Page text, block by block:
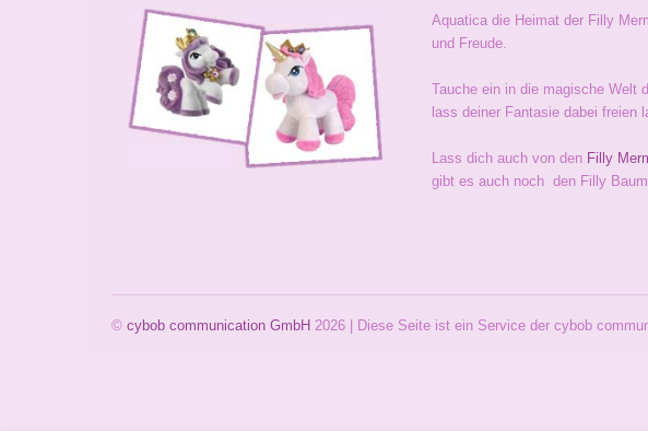
Aquatica die Heimat der Filly
und Freude.
Tauche ein in die magische Welt
lass deiner Fantasie dabei freien
Lass dich auch von den Filly
gibt es auch noch den Filly
© cybob communication GmbH 2026 | Diese Seite ist ein Service der cybob